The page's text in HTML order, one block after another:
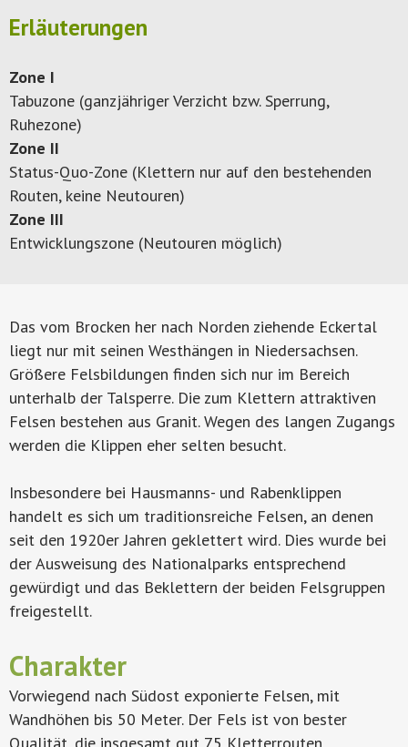
Erläuterungen
Zone I
Tabuzone (ganzjähriger Verzicht bzw. Sperrung,
Ruhezone)
Zone II
Status-Quo-Zone (Klettern nur auf den bestehenden
Routen, keine Neutouren)
Zone III
Entwicklungszone (Neutouren möglich)
Das vom Brocken her nach Norden ziehende Eckertal
liegt nur mit seinen Westhängen in Niedersachsen.
Größere Felsbildungen finden sich nur im Bereich
unterhalb der Talsperre. Die zum Klettern attraktiven
Felsen bestehen aus Granit. Wegen des langen Zugangs
werden die Klippen eher selten besucht.
Insbesondere bei Hausmanns- und Rabenklippen
handelt es sich um traditionsreiche Felsen, an denen
seit den 1920er Jahren geklettert wird. Dies wurde bei
der Ausweisung des Nationalparks entsprechend
gewürdigt und das Beklettern der beiden Felsgruppen
freigestellt.
Charakter
Vorwiegend nach Südost exponierte Felsen, mit
Wandhöhen bis 50 Meter. Der Fels ist von bester
Qualität, die insgesamt gut 75 Kletterrouten